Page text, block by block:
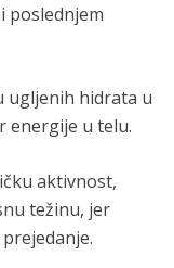
poslednjem
ugljenih hidrata u
energije u telu.
aktivnost,
težinu, jer